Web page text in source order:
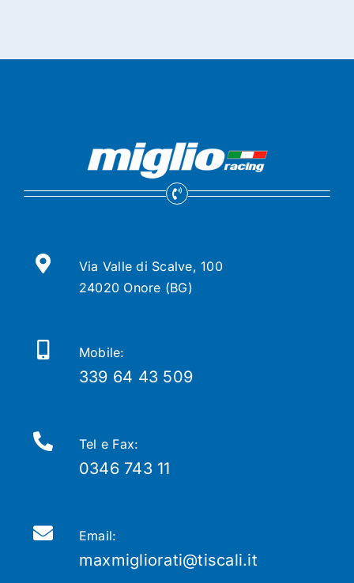
Via Valle di Scalve, 100
24020 Onore (BG)
Mobile:
339 64 43 509
Tel e Fax:
0346 743 11
Email:
maxmigliorati@tiscali.it